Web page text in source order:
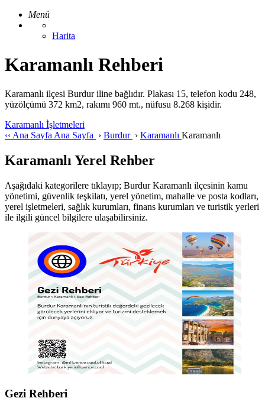
Menü
Harita
Karamanlı Rehberi
Karamanlı ilçesi Burdur iline bağlıdır. Plakası 15, telefon kodu 248,
yüzölçümü 372 km2, rakımı 960 mt., nüfusu 8.268 kişidir.
Karamanlı İşletmeleri
‹‹ Ana Sayfa Ana Sayfa › Burdur › Karamanlı Karamanlı
Karamanlı Yerel Rehber
Aşağıdaki kategorilere tıklayıp; Burdur Karamanlı ilçesinin kamu
yönetimi, güvenlik teşkilatı, yerel yönetim, mahalle ve posta kodları,
yerel işletmeleri, sağlık kurumları, finans kurumları ve turistik yerleri
ile ilgili güncel bilgilere ulaşabilirsiniz.
Gezi Rehberi